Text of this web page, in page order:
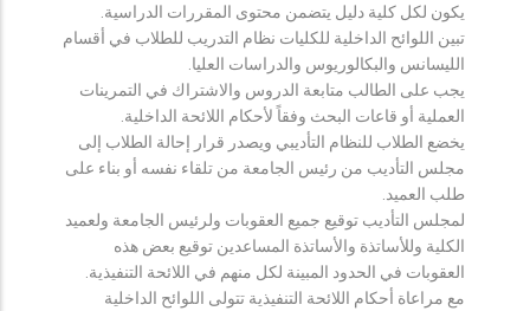
يكون لكل كلية دليل يتضمن محتوى المقررات الدراسية.
تبين اللوائح الداخلية للكليات نظام التدريب للطلاب في أقسام
الليسانس والبكالوريوس والدراسات العليا.
يجب على الطالب متابعة الدروس والاشتراك في التمرينات
العملية أو قاعات البحث وفقاً لأحكام اللائحة الداخلية.
يخضع الطلاب للنظام التأديبي ويصدر قرار إحالة الطلاب إلى
مجلس التأديب من رئيس الجامعة من تلقاء نفسه أو بناء على
طلب العميد.
لمجلس التأديب توقيع جميع العقوبات ولرئيس الجامعة ولعميد
الكلية وللأساتذة والأساتذة المساعدين توقيع بعض هذه
العقوبات في الحدود المبينة لكل منهم في اللائحة التنفيذية.
مع مراعاة أحكام اللائحة التنفيذية تتولى اللوائح الداخلية